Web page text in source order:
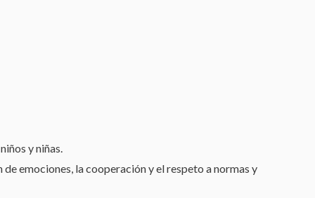
y niñas.
emociones, la cooperación y el respeto a normas y